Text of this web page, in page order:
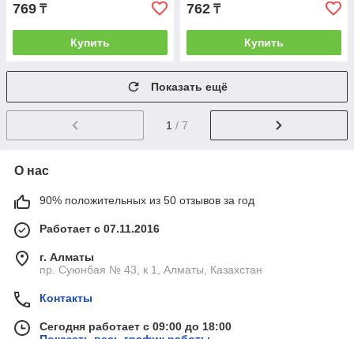
769 ₸
Купить
762 ₸
Купить
Показать ещё
1 / 7
О нас
90% положительных из 50 отзывов за год
Работает с 07.11.2016
г. Алматы
пр. Суюнбая № 43, к 1, Алматы, Казахстан
Контакты
Сегодня работает с 09:00 до 18:00